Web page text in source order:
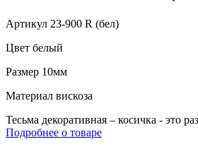
Артикул 23-900 R (бел)
Цвет белый
Размер 10мм
Материал вискоза
Тесьма декоративная – косичка - это
Подробнее о товаре